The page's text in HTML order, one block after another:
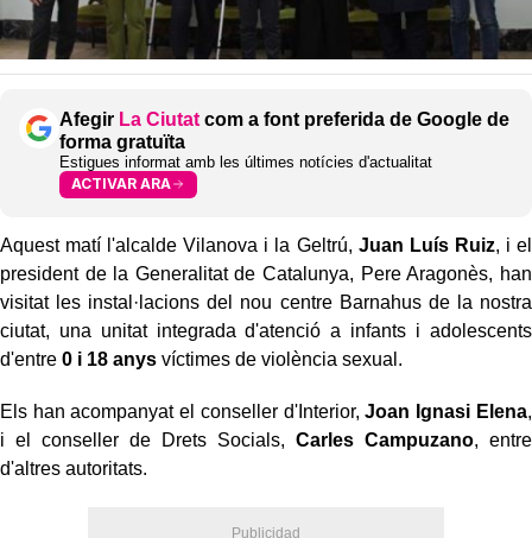
Afegir La Ciutat com a font preferida de Google de
forma gratuïta
Estigues informat amb les últimes notícies d'actualitat
ACTIVAR ARA
Aquest matí l'alcalde Vilanova i la Geltrú, Juan Luís Ruiz, i el
president de la Generalitat de Catalunya, Pere Aragonès, han
visitat les instal·lacions del nou centre Barnahus de la nostra
ciutat, una unitat integrada d'atenció a infants i adolescents
d'entre 0 i 18 anys víctimes de violència sexual.
Els han acompanyat el conseller d'Interior,Joan Ignasi Elena,
i el conseller de Drets Socials, Carles Campuzano, entre
d'altres autoritats.